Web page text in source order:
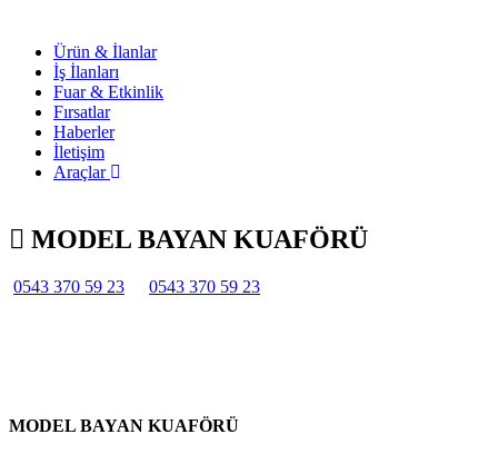
Ürün & İlanlar
İş İlanları
Fuar & Etkinlik
Fırsatlar
Haberler
İletişim
Araçlar
MODEL BAYAN KUAFÖRÜ
0543 370 59 23 0543 370 59 23
MODEL BAYAN KUAFÖRÜ